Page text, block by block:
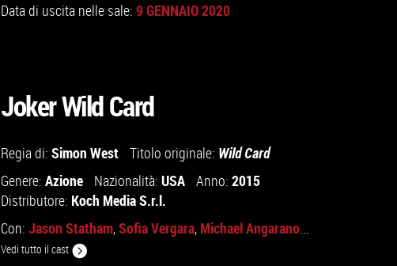
Data di uscita nelle sale: 9 GENNAIO 2020
Joker Wild Card
Regia di: Simon West Titolo originale: Wild Card
Genere: Azione Nazionalità: USA Anno: 2015
Distributore: Koch Media S.r.l.
Con: Jason Statham,Sofia Vergara, Michael Angarano...
Vedi tutto il cast